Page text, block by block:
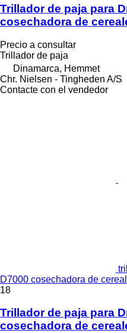
Trillador de paja para
cosechadora de
Precio a consultar
Trillador de paja
Dinamarca, Hemmet
Chr. Nielsen - Tingheden A/S
Contacte con el vendedor
D7000 cosechadora de
18
Trillador de paja para
cosechadora de